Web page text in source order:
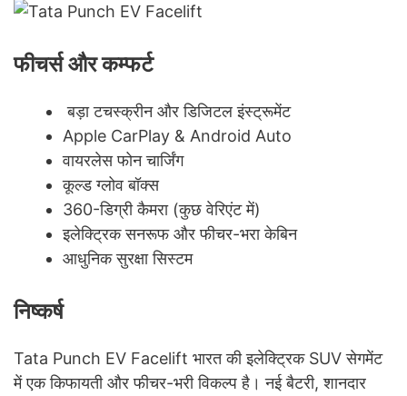
फीचर्स और कम्फर्ट
बड़ा टचस्क्रीन और डिजिटल इंस्ट्रूमेंट
Apple CarPlay & Android Auto
वायरलेस फोन चार्जिंग
कूल्ड ग्लोव बॉक्स
360-डिग्री कैमरा (कुछ वेरिएंट में)
इलेक्ट्रिक सनरूफ और फीचर-भरा केबिन
आधुनिक सुरक्षा सिस्टम
निष्कर्ष
Tata Punch EV Facelift भारत की इलेक्ट्रिक SUV सेगमेंट
में एक किफायती और फीचर-भरी विकल्प है। नई बैटरी, शानदार